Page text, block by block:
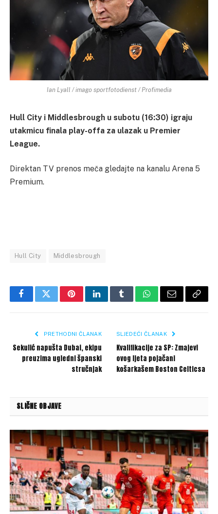
Ian Lyall / imago sportfotodienst / Profimedia
Hull City i Middlesbrough u subotu (16:30) igraju
utakmicu finala play-offa za ulazak u Premier
League.
Direktan TV prenos meča gledajte na kanalu Arena 5
Premium.
Hull City Middlesbrough
FacebookTwitterPinterestLinkedInTumblrWhatsApp
Email Copy
PRETHODNI ČLANAK
Sekulić napušta Dubai, ekipu
preuzima ugledni španski
stručnjak
SLJEDEĆI ČLANAK
Kvalifikacije za SP: Zmajevi
ovog ljeta pojačani
košarkašem Boston Celticsa
SLIČNE OBJAVE